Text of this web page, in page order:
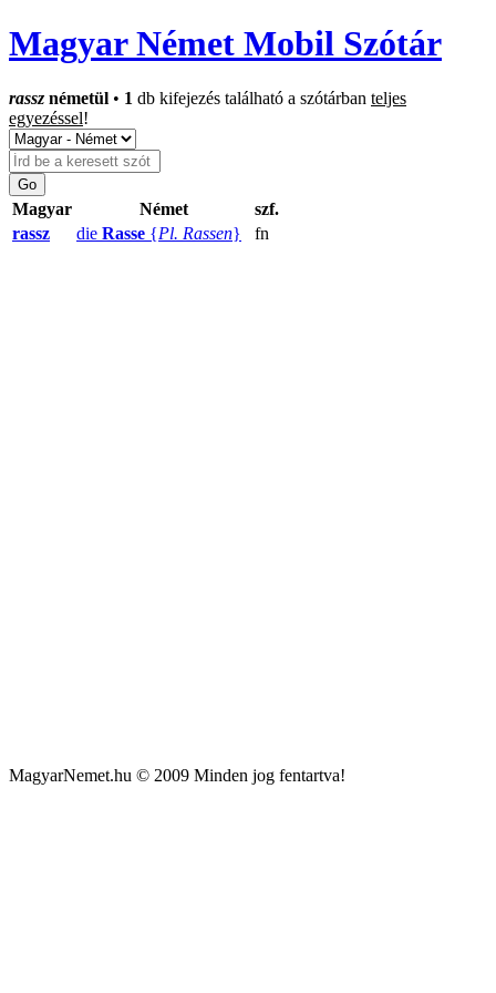
Magyar Német Mobil Szótár
rassz németül • 1 db kifejezés található a szótárban teljes
egyezéssel!
Magyar Német
szf.
rassz
die Rasse {Pl. Rassen} fn
MagyarNemet.hu © 2009 Minden jog fentartva!